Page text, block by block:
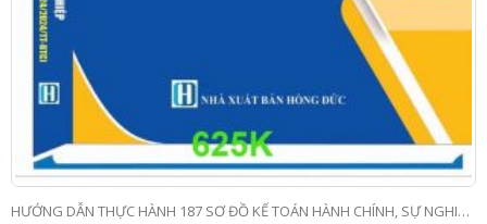
HƯỚNG DẪN THỰC HÀNH 187 SƠ ĐỒ KẾ TOÁN HÀNH CHÍNH, SỰ NGHIỆP & PHƯƠNG PHÁP GHI CHÉP, THIẾT KẾ MẪU SỔ KẾ TOÁN HÀNH CHÍNH, SỰ NGHIỆP (Theo Thông tư số 24/2024/TT-BTC)